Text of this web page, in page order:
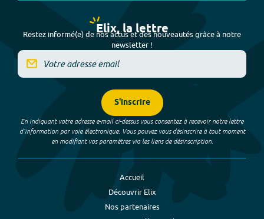
Elix, la lettre
Restez informé(e) de nos actus et des nouveautés grâce à notre
newsletter !
S'inscrire
En indiquant votre adresse e-mail ci-dessus vous consentez à recevoir notre lettre
d’information par voie électronique. Vous pouvez vous désinscrire à tout moment
en modifiant vos paramètres via les liens de désinscription.
Accueil
Découvrir Elix
Nos partenaires